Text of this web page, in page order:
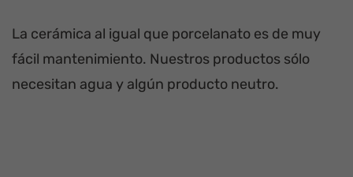
La cerámica al igual que porcelanato es de muy
fácil mantenimiento. Nuestros productos sólo
necesitan agua y algún producto neutro.